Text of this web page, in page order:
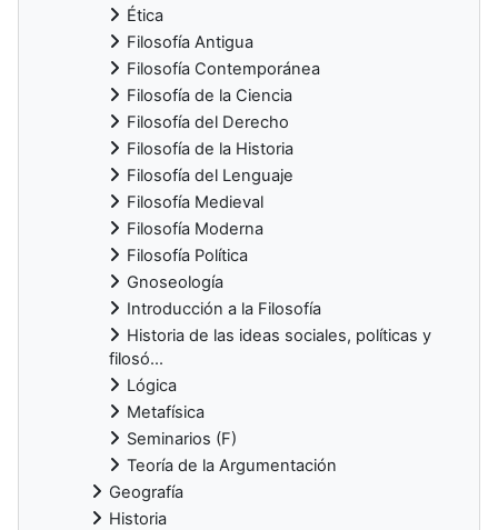
Ética
Filosofía Antigua
Filosofía Contemporánea
Filosofía de la Ciencia
Filosofía del Derecho
Filosofía de la Historia
Filosofía del Lenguaje
Filosofía Medieval
Filosofía Moderna
Filosofía Política
Gnoseología
Introducción a la Filosofía
Historia de las ideas sociales, políticas y
filosó...
Lógica
Metafísica
Seminarios (F)
Teoría de la Argumentación
Geografía
Historia